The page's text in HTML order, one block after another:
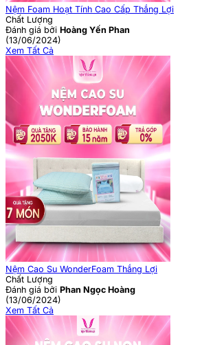
Nệm Foam Hoạt Tính Cao Cấp Thắng Lợi
Chất Lượng
Đánh giá bởi Hoàng Yến Phan
(13/06/2024)
Xem Tất Cả
Nệm Cao Su WonderFoam Thắng Lợi
Chất Lượng
Đánh giá bởi Phan Ngọc Hoàng
(13/06/2024)
Xem Tất Cả